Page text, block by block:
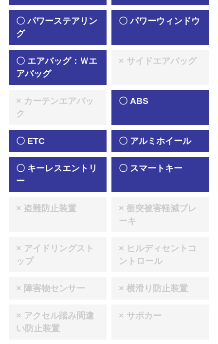
〇 パワーステアリン
グ
〇 パワーウィンドウ
〇 エアバッグ：Ｗエ
アバッグ
× サイドエアバッグ
× カーテンエアバッ
ク
〇 ABS
〇 ETC 〇 アルミホイール
〇 キーレスエントリ
ー
〇 スマートキー
× 盗難防止装置
× 衝突被害軽減ブレ
ーキ
× アイドリングスト
ップ
× ヒルディセントコ
ントロール
× 障害物センサー × 横滑り防止装置
× アクセル踏み間違
い防止装置
× サポカー